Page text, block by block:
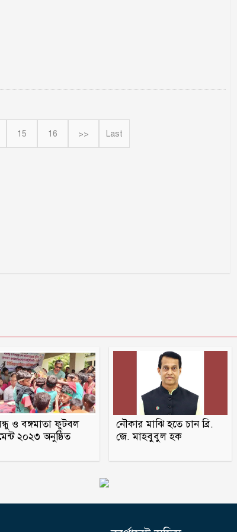
15 16 >> Last
ও বঙ্গমাতা ফুটবল
২০২৩ অনুষ্ঠিত
নৌকার মাঝি হতে চান ব্রি.
জে. মাহবুবুল হক